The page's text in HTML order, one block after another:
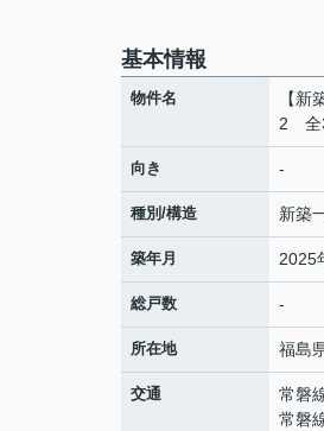
基本情報
物件名
【
2 全
向き -
種別/構造 新築
築年月 2025
総戸数 -
所在地 福島
交通 常磐
常磐